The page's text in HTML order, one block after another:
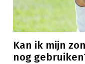
Kan ik mijn
nog